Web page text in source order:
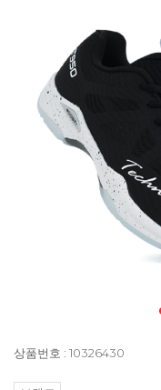
상품번호 : 10326430